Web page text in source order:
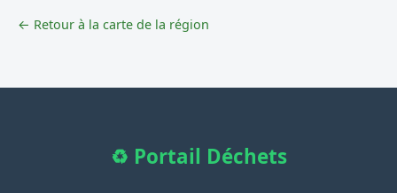
← Retour à la carte de la région
♻️ Portail Déchets